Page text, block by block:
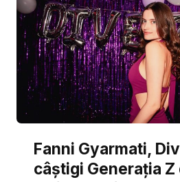
Fanni Gyarmati,
câștigi Generația Z